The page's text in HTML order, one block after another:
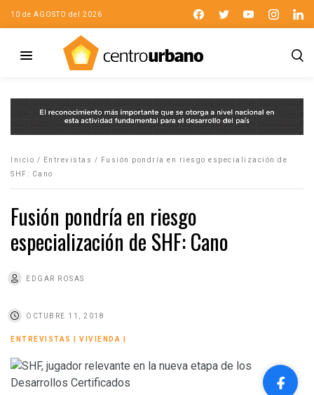
10 de AGOSTO del 2026
Inicio / Entrevistas /
Fusión pondría en riesgo especialización de
SHF: Cano
Fusión pondría en riesgo
especialización de SHF: Cano
EDGAR ROSAS
OCTUBRE 11, 2018
ENTREVISTAS VIVIENDA